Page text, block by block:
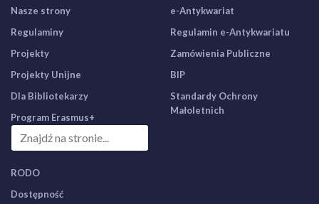
Nasze strony
Regulaminy
Projekty
Projekty Unijne
Dla Bibliotekarzy
Program Erasmus+
e-Antykwariat
Regulamin e-Antykwariatu
Zamówienia Publiczne
BIP
Standardy Ochrony
Małoletnich
RODO
Dostępność